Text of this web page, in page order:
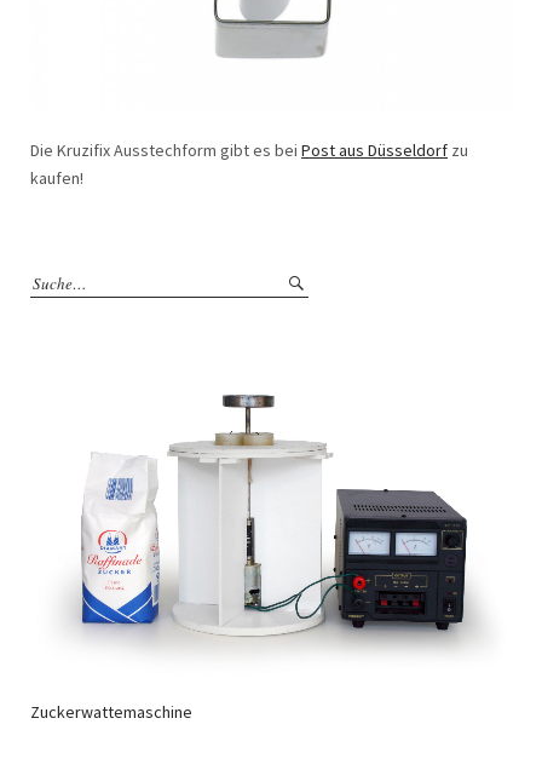
Die Kruzifix Ausstechform gibt es bei Post aus Düsseldorf zu
kaufen!
Zuckerwattemaschine